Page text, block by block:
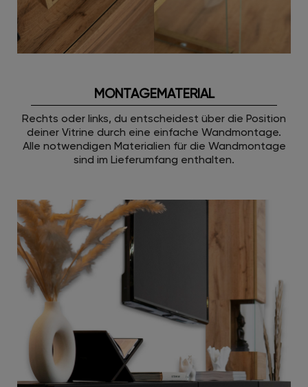
MONTAGEMATERIAL
Rechts oder links, du entscheidest über die Position
deiner Vitrine durch eine einfache Wandmontage.
Alle notwendigen Materialien für die Wandmontage
sind im Lieferumfang enthalten.